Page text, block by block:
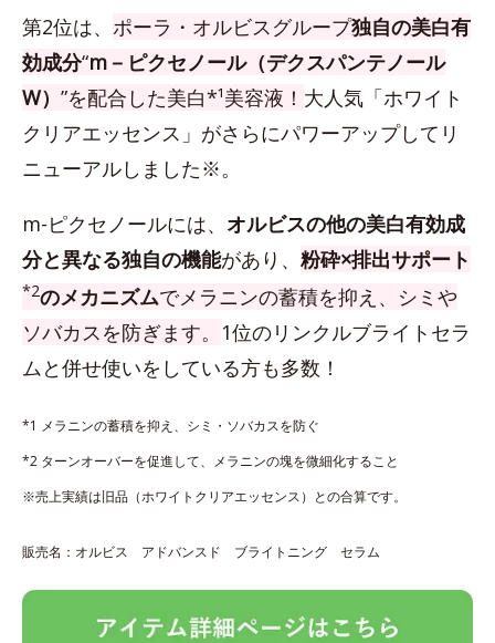
第2位は、 ポーラ・オルビスグループ独自の美白有
効成分“m－ピクセノール（デクスパンテノール
W） ”を配合した美白*¹美容液！ 大人気「ホワイト
クリアエッセンス」がさらにパワーアップしてリ
ニューアルしました※。
m-ピクセノールには、 オルビスの他の美白有効成
分と異なる独自の機能があり、 粉砕×排出サポート
*2のメカニズムでメラニンの蓄積を抑え、シミや
ソバカスを防ぎます。 1位のリンクルブライトセラ
ムと併せ使いをしている方も多数！
*1 メラニンの蓄積を抑え、シミ・ソバカスを防ぐ
*2 ターンオーバーを促進して、メラニンの塊を微細化すること
※売上実績は旧品（ホワイトクリアエッセンス）との合算です。
販売名：オルビス アドバンスド ブライトニング セラム